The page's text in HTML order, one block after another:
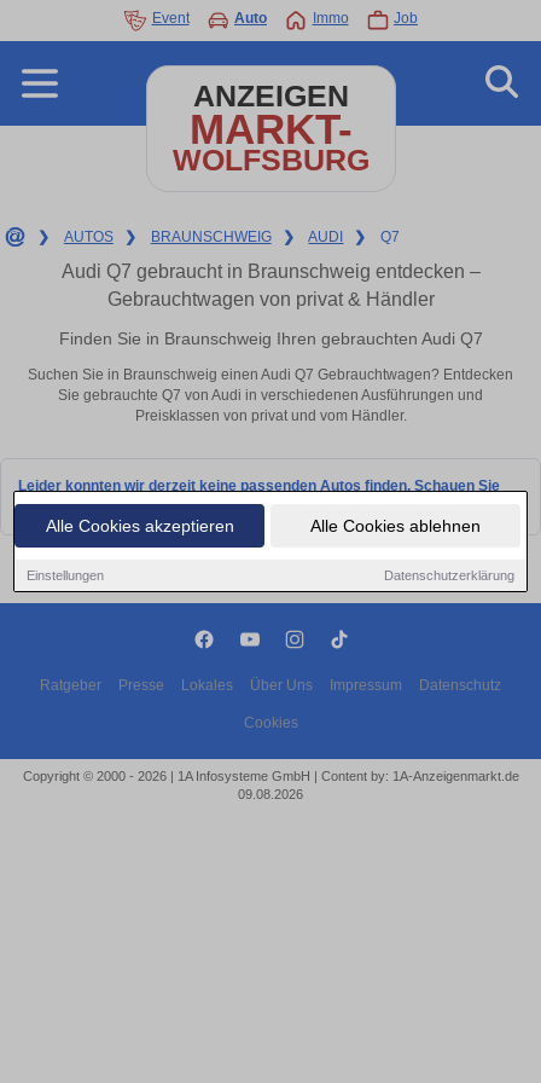
Alle Cookies akzeptieren Alle Cookies ablehnen
Einstellungen Datenschutzerklärung
Event Auto Immo Job
ANZEIGEN
MARKT-
WOLFSBURG
❯ AUTOS ❯ BRAUNSCHWEIG ❯ AUDI ❯ Q7
Audi Q7 gebraucht in Braunschweig entdecken –
Gebrauchtwagen von privat & Händler
Finden Sie in Braunschweig Ihren gebrauchten Audi Q7
Suchen Sie in Braunschweig einen Audi Q7 Gebrauchtwagen? Entdecken
Sie gebrauchte Q7 von Audi in verschiedenen Ausführungen und
Preisklassen von privat und vom Händler.
Leider konnten wir derzeit keine passenden Autos finden. Schauen Sie
bald wieder vorbei!
Ratgeber Presse Lokales Über Uns Impressum Datenschutz
Cookies
Copyright © 2000 - 2026 | 1A Infosysteme GmbH | Content by: 1A-Anzeigenmarkt.de
09.08.2026